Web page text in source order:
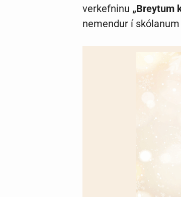
verkefninu „Breytum
nemendur í